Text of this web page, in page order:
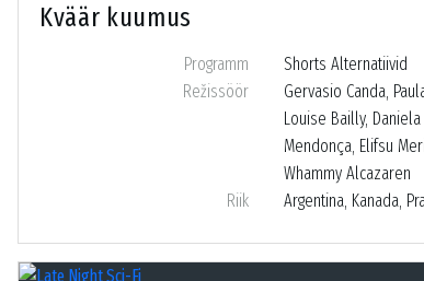
Kväär kuumus
Programm
Shorts Alternatiivid
Režissöör
Gervasio Canda,
Louise Bailly,
Mendonça, Elifsu
Whammy Alcazaren
Riik
Argentina, Kanada,